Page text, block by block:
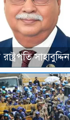
সাহাবুদ্দিন